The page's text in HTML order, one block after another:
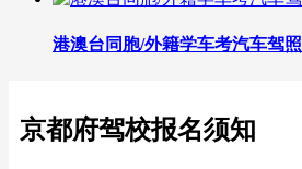
港澳台同胞/外籍学车考汽车驾照
京都府驾校报名须知